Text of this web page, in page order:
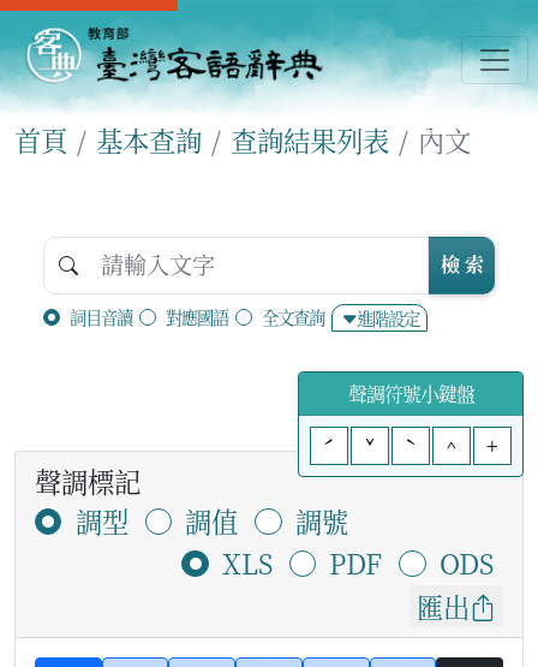
首頁 基本查詢 查詢結果列表 內文
詞目音讀 對應國語 全文查詢 進階設定
檢 索
聲調符號小鍵盤
ˊ
ˇ ˋ ^ +
聲調標記
調型
調值
調號
XLS
PDF
ODS
匯出